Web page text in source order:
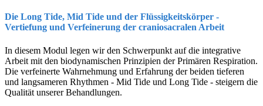
Die Long Tide, Mid Tide und der Flüssigkeitskörper -
Vertiefung und Verfeinerung der craniosacralen Arbeit
In diesem Modul legen wir den Schwerpunkt auf die integrative
Arbeit mit den biodynamischen Prinzipien der Primären Respiration.
Die verfeinerte Wahrnehmung und Erfahrung der beiden tieferen
und langsameren Rhythmen - Mid Tide und Long Tide - steigern die
Qualität unserer Behandlungen.